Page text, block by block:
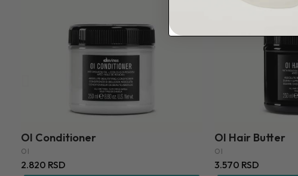
OI Conditioner
OI
2.820 RSD
OI Hair Butter
OI
3.570 RSD